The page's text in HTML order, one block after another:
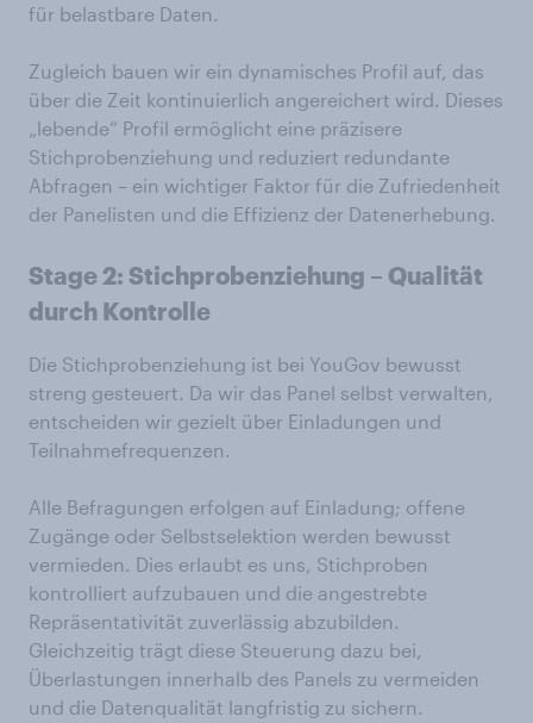
für belastbare Daten.
Zugleich bauen wir ein dynamisches Profil auf, das
über die Zeit kontinuierlich angereichert wird. Dieses
„lebende“ Profil ermöglicht eine präzisere
Stichprobenziehung und reduziert redundante
Abfragen – ein wichtiger Faktor für die Zufriedenheit
der Panelisten und die Effizienz der Datenerhebung.
Stage 2: Stichprobenziehung – Qualität
durch Kontrolle
Die Stichprobenziehung ist bei YouGov bewusst
streng gesteuert. Da wir das Panel selbst verwalten,
entscheiden wir gezielt über Einladungen und
Teilnahmefrequenzen.
Alle Befragungen erfolgen auf Einladung; offene
Zugänge oder Selbstselektion werden bewusst
vermieden. Dies erlaubt es uns, Stichproben
kontrolliert aufzubauen und die angestrebte
Repräsentativität zuverlässig abzubilden.
Gleichzeitig trägt diese Steuerung dazu bei,
Überlastungen innerhalb des Panels zu vermeiden
und die Datenqualität langfristig zu sichern.